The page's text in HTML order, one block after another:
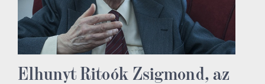
Elhunyt Ritoók Zsigmond, az